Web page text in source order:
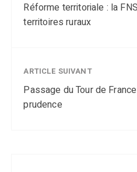
Réforme territoriale : la
territoires ruraux
ARTICLE SUIVANT
Passage du Tour de
prudence